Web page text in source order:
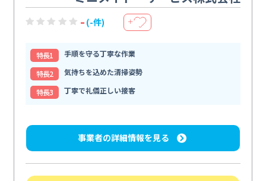
- (-件) ＋
特⻑1
手順を守る丁寧な作業
特⻑2
気持ちを込めた清掃姿勢
特⻑3
丁寧で礼儀正しい接客
事業者の詳細情報を見る